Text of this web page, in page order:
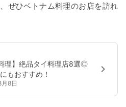
ぜひベトナム料理のお店を訪れ
理】絶品タイ料理店8選◎
もおすすめ！
8日